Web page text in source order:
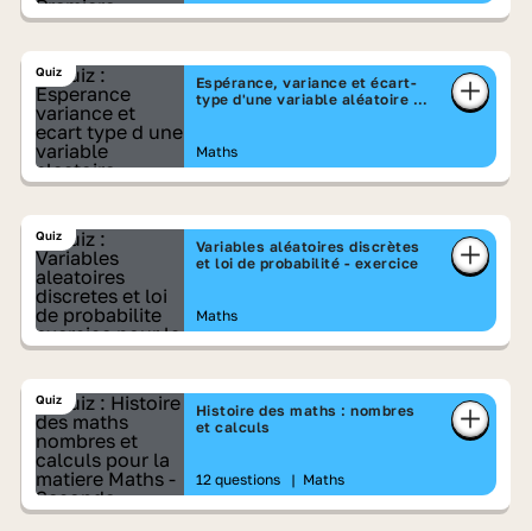
Quiz
Espérance, variance et écart-
type d'une variable aléatoire -
Maths
Quiz
Variables aléatoires discrètes
et loi de probabilité - exercice
Maths
Quiz
Histoire des maths : nombres
et calculs
12 questions | Maths